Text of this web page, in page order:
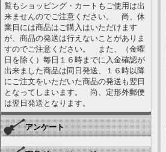
覧もショッピング・カートもご使用は出
来ませんのでご注意ください。 尚、休
業日には商品はご購入はいただけます
が、商品の発送は行えないことがありま
すのでご注意ください。 また、（金曜
日を除く）毎日１６時までに入金確認が
出来ました商品は同日発送、１６時以降
にご注文をいただいた商品の発送も翌日
となってしまいます。 尚、定形外郵便
は翌日発送となります。
アンケート